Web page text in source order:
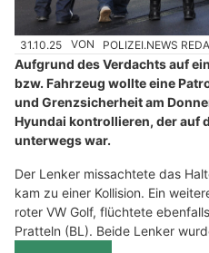
31.10.25 VON POLIZEI.NEWS
Aufgrund des Verdachts auf
bzw. Fahrzeug wollte eine
und Grenzsicherheit am
Hyundai kontrollieren, der auf
unterwegs war.
Der Lenker missachtete das
kam zu einer Kollision. Ein
roter VW Golf, flüchtete
Pratteln (BL). Beide Lenker